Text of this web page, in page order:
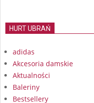
HURT UBRAŃ
adidas
Akcesoria damskie
Aktualności
Baleriny
Bestsellery